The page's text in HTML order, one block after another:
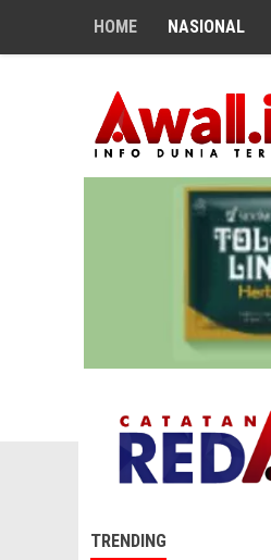
Skip to content
HOME NASIONAL
TRENDING